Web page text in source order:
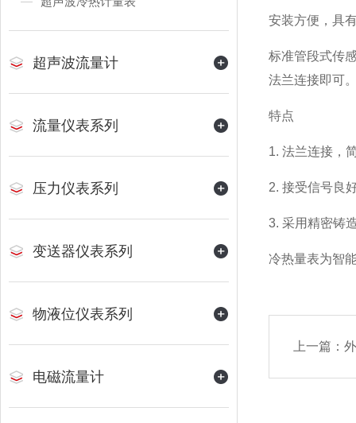
超声波流量计
流量仪表系列
压力仪表系列
变送器仪表系列
物液位仪表系列
电磁流量计
安装方便，具
标准管段式传
法兰连接即可
特点
1. 法兰连接，
2. 接受信号良
3. 采用精密铸
冷热量表为智
上一篇：